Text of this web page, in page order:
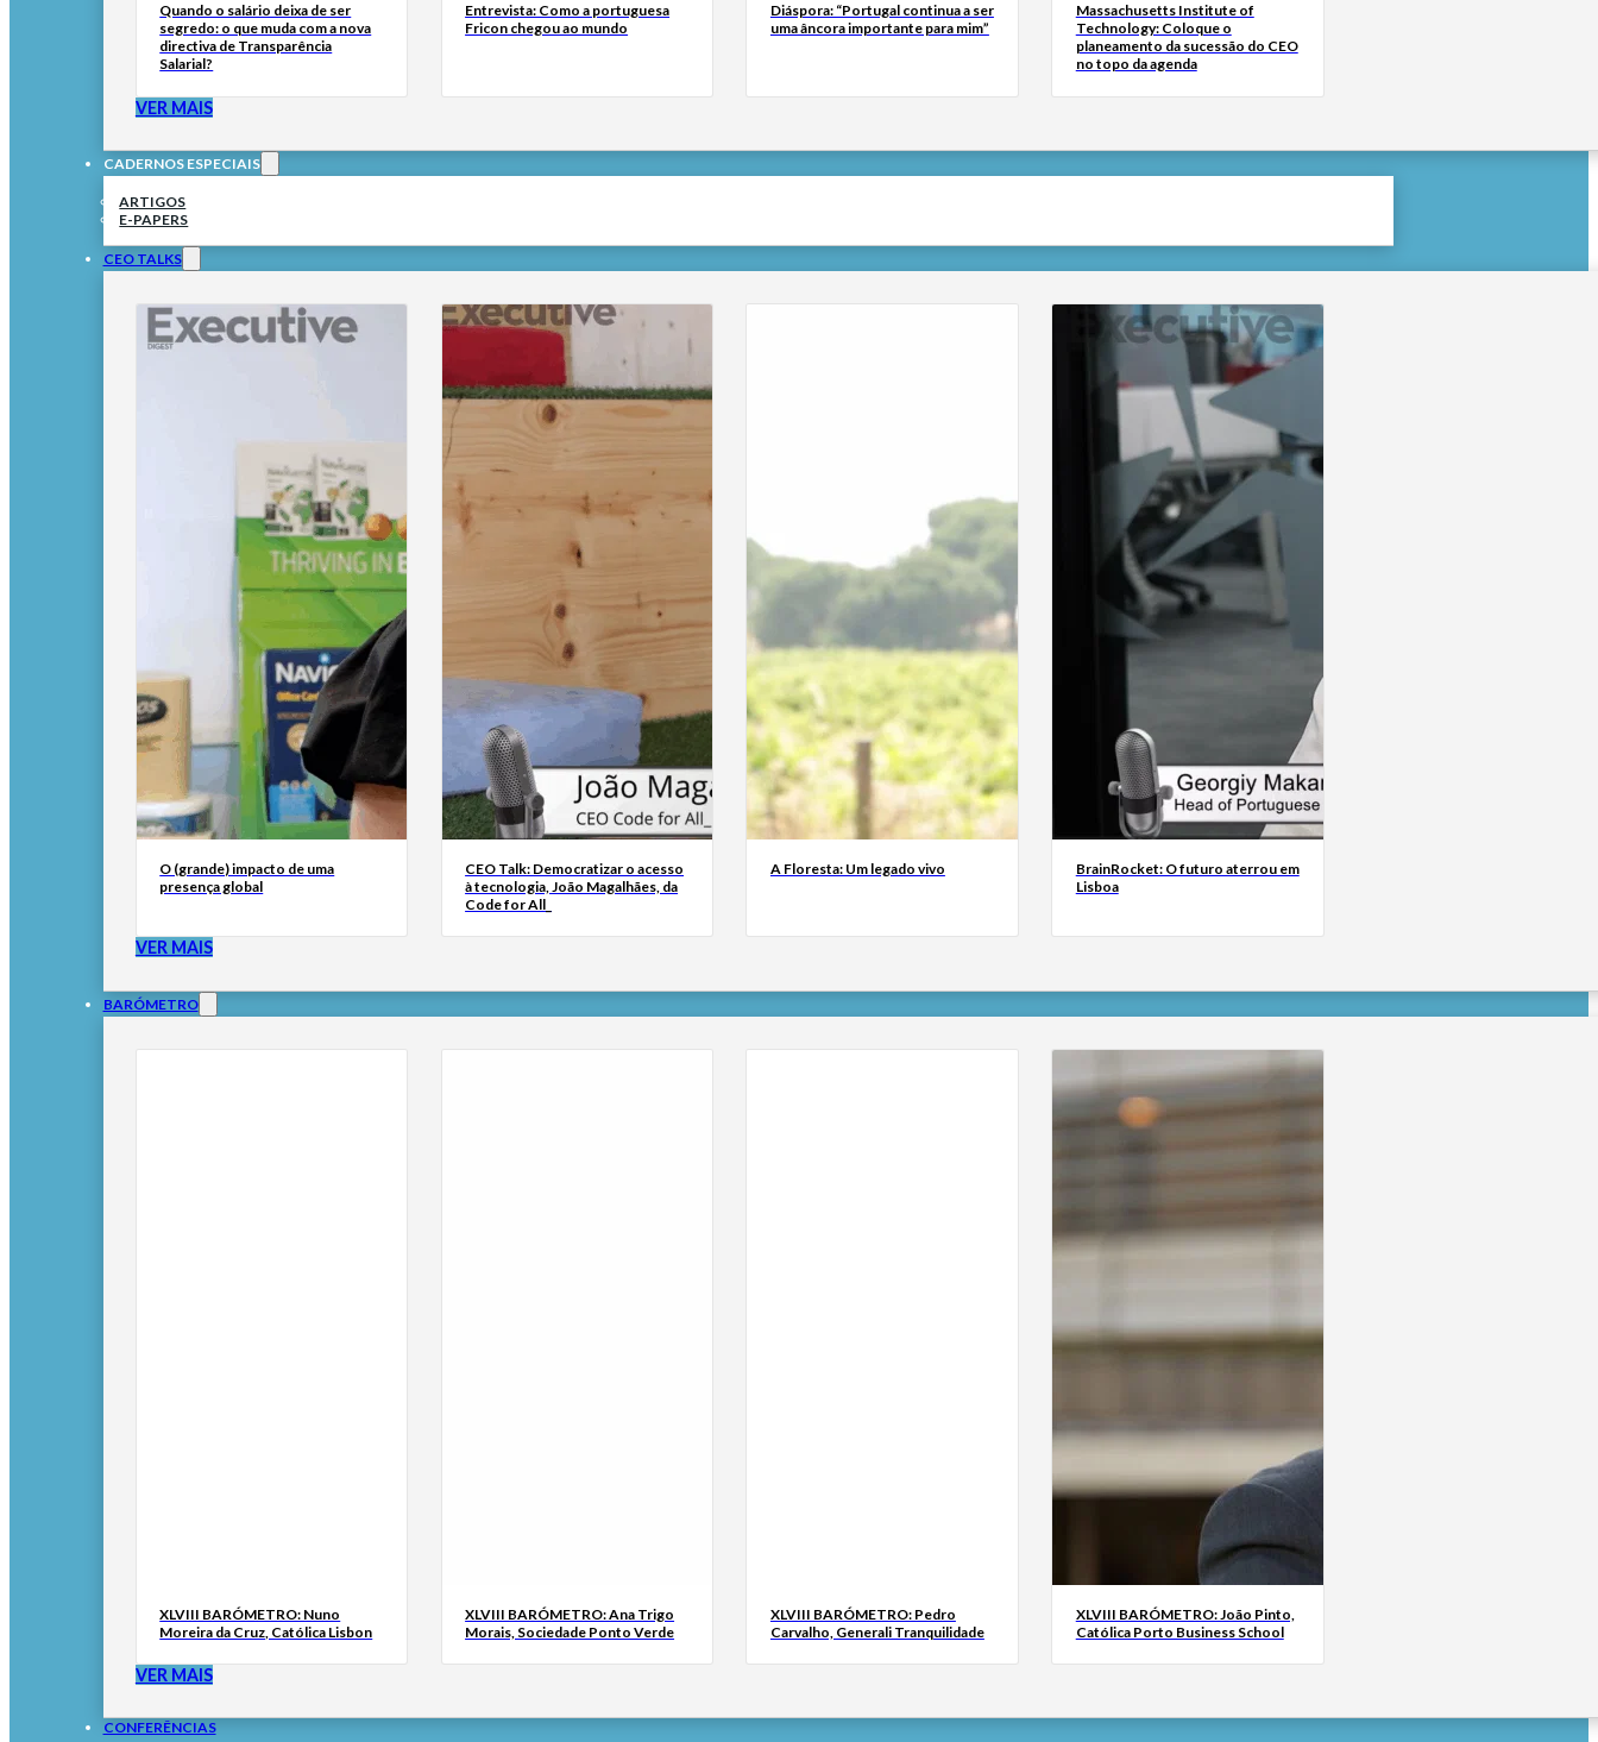
Quando o salário deixa de ser
segredo: o que muda com a nova
directiva de Transparência
Salarial?
Entrevista: Como a portuguesa
Fricon chegou ao mundo
Diáspora: “Portugal continua a ser
uma âncora importante para mim”
Massachusetts Institute of
Technology: Coloque o
planeamento da sucessão do CEO
no topo da agenda
VER MAIS
CADERNOS ESPECIAIS
ARTIGOS
E-PAPERS
CEO TALKS
O (grande) impacto de uma
presença global
CEO Talk: Democratizar o acesso
à tecnologia, João Magalhães, da
Code for All_
A Floresta: Um legado vivo
BrainRocket: O futuro aterrou em
Lisboa
VER MAIS
BARÓMETRO
XLVIII BARÓMETRO: Nuno
Moreira da Cruz, Católica Lisbon
XLVIII BARÓMETRO: Ana Trigo
Morais, Sociedade Ponto Verde
XLVIII BARÓMETRO: Pedro
Carvalho, Generali Tranquilidade
XLVIII BARÓMETRO: João Pinto,
Católica Porto Business School
VER MAIS
CONFERÊNCIAS